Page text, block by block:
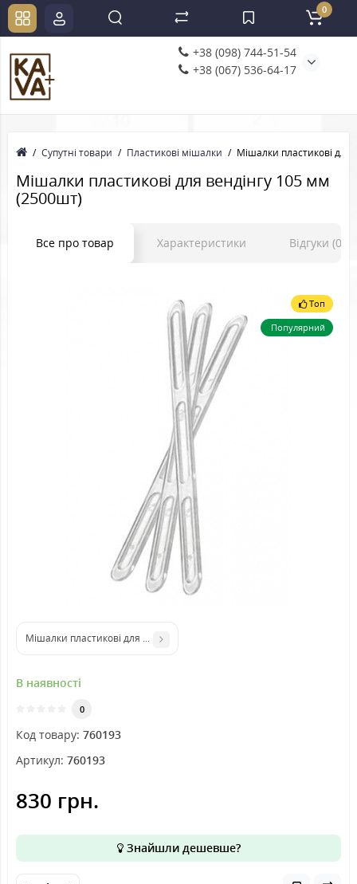
+38 (098) 744-51-54
+38 (067) 536-64-17
0
Супутні товари Пластикові мішалки Мішалки пластикові для
Мішалки пластикові для вендінгу 105 мм
(2500шт)
Все про товар Характеристики Відгуки (0)
Топ
Популярний
Мішалки пластикові для вендінга 90 мм
В наявності
0
Код товару: 760193
Артикул: 760193
830 грн.
Знайшли дешевше?